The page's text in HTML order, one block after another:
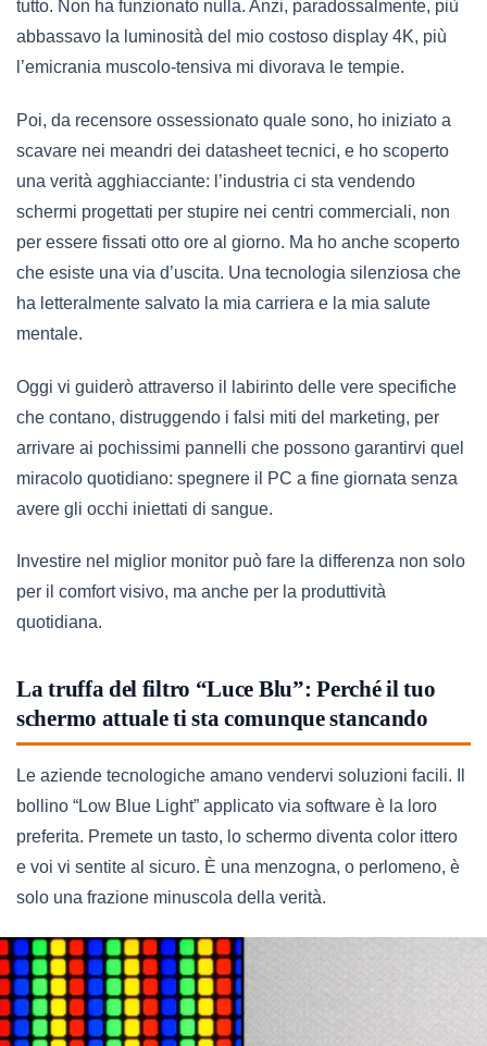
tutto. Non ha funzionato nulla. Anzi, paradossalmente, più
abbassavo la luminosità del mio costoso display 4K, più
l’emicrania muscolo-tensiva mi divorava le tempie.
Poi, da recensore ossessionato quale sono, ho iniziato a
scavare nei meandri dei datasheet tecnici, e ho scoperto
una verità agghiacciante: l’industria ci sta vendendo
schermi progettati per stupire nei centri commerciali, non
per essere fissati otto ore al giorno. Ma ho anche scoperto
che esiste una via d’uscita. Una tecnologia silenziosa che
ha letteralmente salvato la mia carriera e la mia salute
mentale.
Oggi vi guiderò attraverso il labirinto delle vere specifiche
che contano, distruggendo i falsi miti del marketing, per
arrivare ai pochissimi pannelli che possono garantirvi quel
miracolo quotidiano: spegnere il PC a fine giornata senza
avere gli occhi iniettati di sangue.
Investire nel miglior monitor può fare la differenza non solo
per il comfort visivo, ma anche per la produttività
quotidiana.
La truffa del filtro “Luce Blu”: Perché il tuo
schermo attuale ti sta comunque stancando
Le aziende tecnologiche amano vendervi soluzioni facili. Il
bollino “Low Blue Light” applicato via software è la loro
preferita. Premete un tasto, lo schermo diventa color ittero
e voi vi sentite al sicuro. È una menzogna, o perlomeno, è
solo una frazione minuscola della verità.